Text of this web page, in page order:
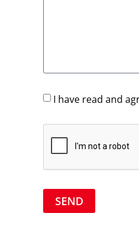
I have read and
SEND